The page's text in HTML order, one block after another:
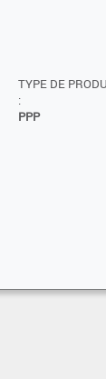
TYPE DE
:
PPP